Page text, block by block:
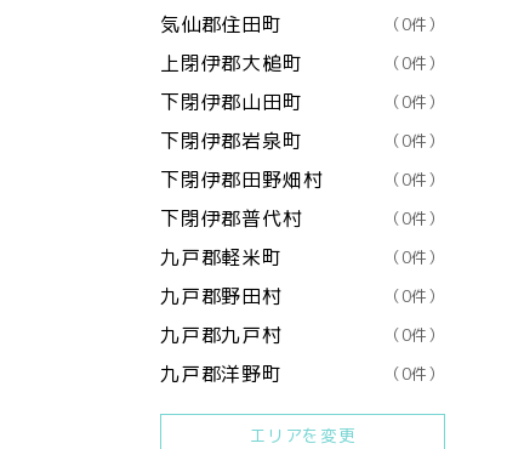
気仙郡住田町 （0件）
上閉伊郡大槌町 （0件）
下閉伊郡山田町 （0件）
下閉伊郡岩泉町 （0件）
下閉伊郡田野畑村 （0件）
下閉伊郡普代村 （0件）
九戸郡軽米町 （0件）
九戸郡野田村 （0件）
九戸郡九戸村 （0件）
九戸郡洋野町 （0件）
エリアを変更